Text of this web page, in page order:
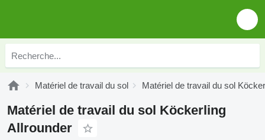
Matériel de travail du sol Matériel de travail du sol
Matériel de travail du sol Köckerling
Allrounder